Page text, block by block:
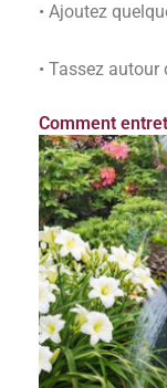
• Ajoutez
• Tassez
Comment